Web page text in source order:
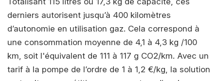
derniers autorisent jusqu’à 400 kilomètres
d’autonomie en utilisation gaz. Cela correspond à
une consommation moyenne de 4,1 à 4,3 kg /100
km, soit l'équivalent de 111 à 117 g CO2/km. Avec un
tarif à la pompe de l’ordre de 1 à 1,2 €/kg, la solution